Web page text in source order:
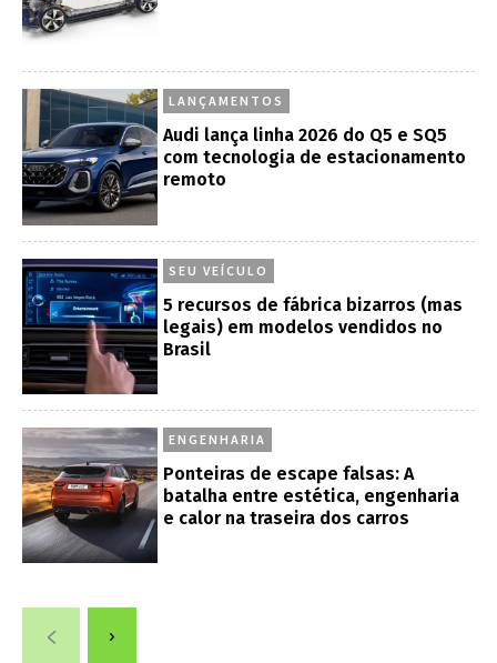
LANÇAMENTOS
Audi lança linha 2026 do Q5 e SQ5
com tecnologia de estacionamento
remoto
SEU VEÍCULO
5 recursos de fábrica bizarros (mas
legais) em modelos vendidos no
Brasil
ENGENHARIA
Ponteiras de escape falsas: A
batalha entre estética, engenharia
e calor na traseira dos carros